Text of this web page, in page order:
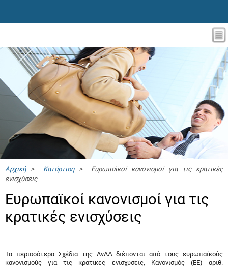
Αρχική> Κατάρτιση> Ευρωπαϊκοί κανονισμοί για τις κρατικές
ενισχύσεις
Ευρωπαϊκοί κανονισμοί για τις
κρατικές ενισχύσεις
Τα περισσότερα Σχέδια της ΑνΑΔ διέπονται από τους ευρωπαϊκούς
κανονισμούς για τις κρατικές ενισχύσεις, Κανονισμός (ΕΕ) αριθ.